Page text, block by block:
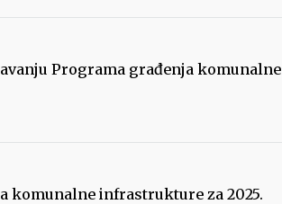
Programa građenja komunalne
komunalne infrastrukture za 2025.